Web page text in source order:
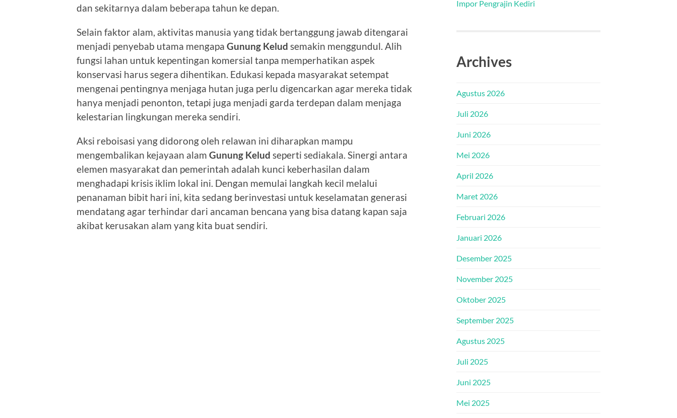
dan sekitarnya dalam beberapa tahun ke depan.
Selain faktor alam, aktivitas manusia yang tidak bertanggung jawab ditengarai
menjadi penyebab utama mengapa Gunung Kelud semakin menggundul. Alih
fungsi lahan untuk kepentingan komersial tanpa memperhatikan aspek
konservasi harus segera dihentikan. Edukasi kepada masyarakat setempat
mengenai pentingnya menjaga hutan juga perlu digencarkan agar mereka tidak
hanya menjadi penonton, tetapi juga menjadi garda terdepan dalam menjaga
kelestarian lingkungan mereka sendiri.
Aksi reboisasi yang didorong oleh relawan ini diharapkan mampu
mengembalikan kejayaan alam Gunung Kelud seperti sediakala. Sinergi antara
elemen masyarakat dan pemerintah adalah kunci keberhasilan dalam
menghadapi krisis iklim lokal ini. Dengan memulai langkah kecil melalui
penanaman bibit hari ini, kita sedang berinvestasi untuk keselamatan generasi
mendatang agar terhindar dari ancaman bencana yang bisa datang kapan saja
akibat kerusakan alam yang kita buat sendiri.
Impor Pengrajin Kediri
Archives
Agustus 2026
Juli 2026
Juni 2026
Mei 2026
April 2026
Maret 2026
Februari 2026
Januari 2026
Desember 2025
November 2025
Oktober 2025
September 2025
Agustus 2025
Juli 2025
Juni 2025
Mei 2025